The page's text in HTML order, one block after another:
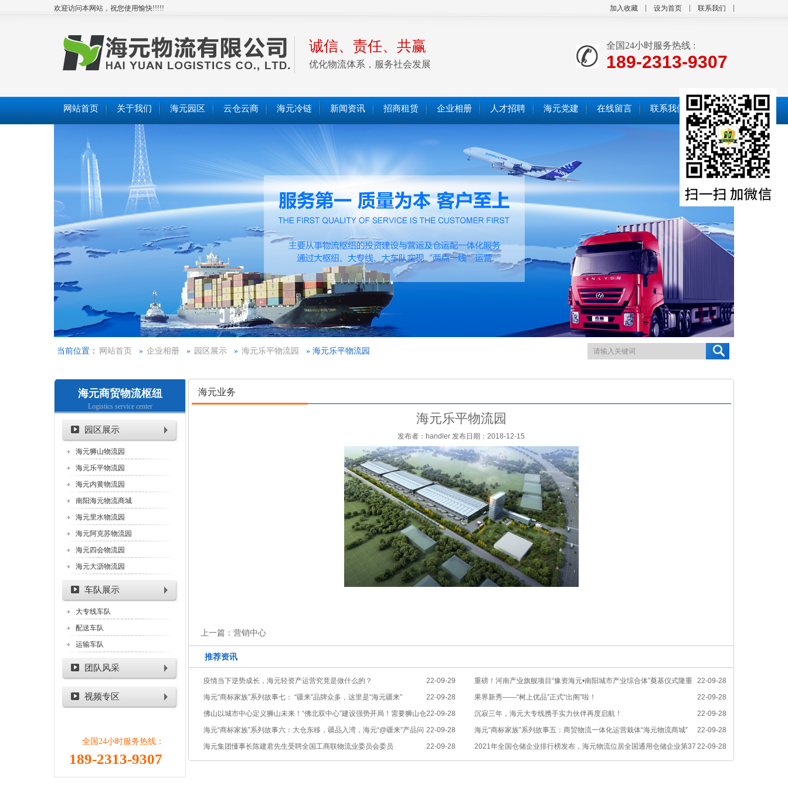
加入收藏 设为首页 联系我们
欢迎访问本网站，祝您使用愉快!!!!!
诚信、责任、共赢
优化物流体系，服务社会发展
全国24小时服务热线 :
189-2313-9307
网站首页 关于我们 海元园区 云仓云商 海元冷链 新闻资讯 招商租赁 企业相册 人才招聘 海元党建 在线留言 联系我们
当前位置： 网站首页 » 企业相册 » 园区展示 » 海元乐平物流园 » 海元乐平物流园
海元商贸物流枢纽
Logistics service center
园区展示
海元狮山物流园
海元乐平物流园
海元内黄物流园
南阳海元物流商城
海元里水物流园
海元阿克苏物流园
海元四会物流园
海元大沥物流园
车队展示
大专线车队
配送车队
运输车队
团队风采
视频专区
全国24小时服务热线：
189-2313-9307
海元业务
海元乐平物流园
发布者：handler 发布日期：2018-12-15
上一篇： 营销中心
推荐资讯
22-09-29
疫情当下逆势成长，海元轻资产运营究竟是做什么的？ 22-09-28
重磅！河南产业旗舰项目“豫资海元•南阳城市产业综合体”奠基仪式隆重
举行
22-09-28
海元“商标家族”系列故事七： “疆来”品牌众多，这里是“海元疆来” 22-09-28
果界新秀——“树上优品”正式“出阁”啦！
22-09-28
佛山以城市中心定义狮山未来！“佛北双中心”建设强势开局！需要狮山仓
库的机会又来了！
22-09-28
沉寂三年，海元大专线携手实力伙伴再度启航！
22-09-28
海元“商标家族”系列故事六：大仓东移，疆品入湾，海元“@疆来”产品问
世
22-09-28
海元“商标家族”系列故事五：商贸物流一体化运营栽体“海元物流商城”
22-09-28
海元集团懂事长陈建君先生受聘全国工商联物流业委员会委员 22-09-28
2021年全国仓储企业排行榜发布，海元物流位居全国通用仓储企业第37
名及全国冷链仓储企业第19名